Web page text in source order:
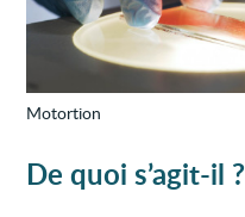
Motortion
De quoi s’agit-il ?